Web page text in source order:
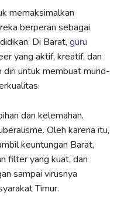
memaksimalkan
berperan sebagai
Di Barat, guru
yang aktif, kreatif, dan
untuk membuat murid-
dan kelemahan.
Oleh karena itu,
keuntungan Barat,
filter yang kuat, dan
sampai virusnya
Timur.